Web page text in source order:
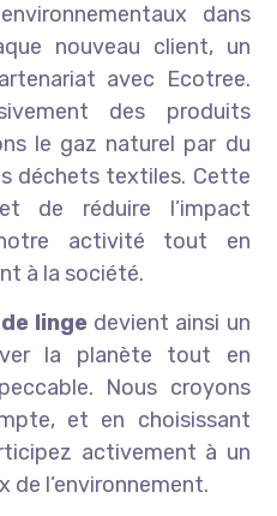
dans
nouveau client, un
avec Ecotree.
des produits
le gaz naturel par du
déchets textiles. Cette
de réduire l’impact
activité tout en
à la société.
linge devient ainsi un
la planète tout en
Nous croyons
et en choisissant
activement à un
de l’environnement.